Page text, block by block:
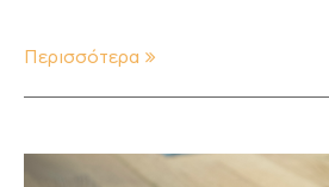
Περισσότερα